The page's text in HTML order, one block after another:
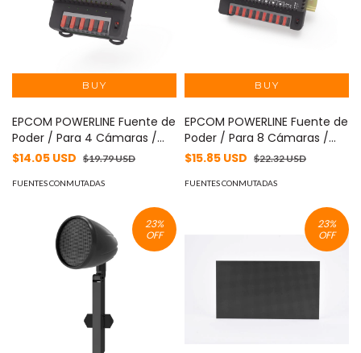
EPCOM POWERLINE Fuente de
Poder / Para 4 Cámaras /
Ajustables a 12 o 13.5 o 15 Vcc
Pared. MOD: NV-415-DC
$14.05 USD $19.79 USD
FUENTES CONMUTADAS
EPCOM POWERLINE Fuente de
Poder / Para 8 Cámaras /
Ajustables a 12 o 13.5 o 15 Vcc
Pared. MOD: NV-815-DC
$15.85 USD $22.32 USD
FUENTES CONMUTADAS
23%
OFF
23%
OFF